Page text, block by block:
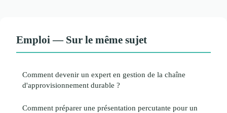
Emploi — Sur le même sujet
Comment devenir un expert en gestion de la chaîne
d'approvisionnement durable ?
Comment préparer une présentation percutante pour un